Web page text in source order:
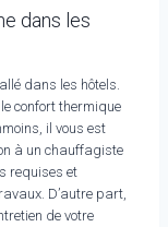
dans les
dans les hôtels.
confort thermique
il vous est
à un chauffagiste
requises et
D’autre part,
de votre